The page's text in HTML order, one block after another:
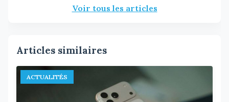
Voir tous les articles
Articles similaires
ACTUALITÉS